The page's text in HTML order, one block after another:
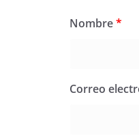
Nombre*
Correo